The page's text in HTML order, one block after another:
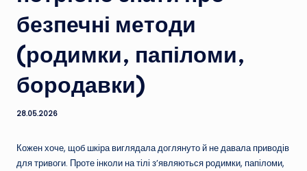
безпечні методи
(родимки, папіломи,
бородавки)
28.05.2026
Кожен хоче, щоб шкіра виглядала доглянуто й не давала приводів
для тривоги. Проте інколи на тілі з’являються родимки, папіломи,